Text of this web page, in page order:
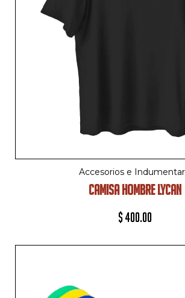
Accesorios e
CAMISA HOMBRE LYCAN
$400.00